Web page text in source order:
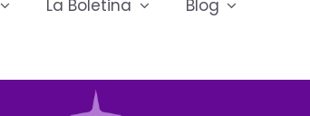
La Boletina
Blog